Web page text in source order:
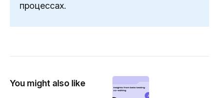
процессах.
You might also like